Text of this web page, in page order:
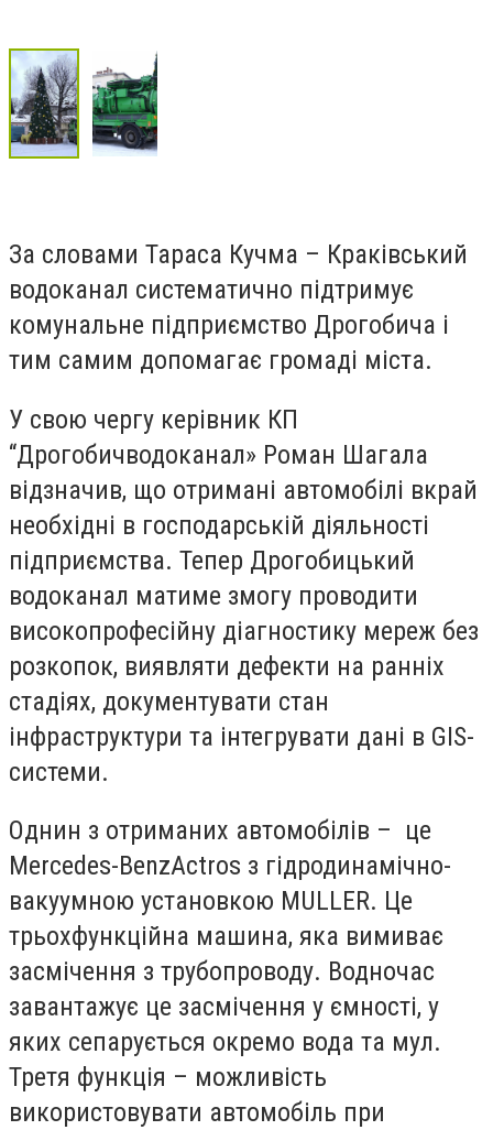
За словами Тараса Кучма – Краківський
водоканал систематично підтримує
комунальне підприємство Дрогобича і
тим самим допомагає громаді міста.
У свою чергу керівник КП
“Дрогобичводоканал» Роман Шагала
відзначив, що отримані автомобілі вкрай
необхідні в господарській діяльності
підприємства. Тепер Дрогобицький
водоканал матиме змогу проводити
високопрофесійну діагностику мереж без
розкопок, виявляти дефекти на ранніх
стадіях, документувати стан
інфраструктури та інтегрувати дані в GIS-
системи.
Однин з отриманих автомобілів – це
Mercedes-BenzActros з гідродинамічно-
вакуумною установкою MULLER. Це
трьохфункційна машина, яка вимиває
засмічення з трубопроводу. Водночас
завантажує це засмічення у ємності, у
яких сепарується окремо вода та мул.
Третя функція – можливість
використовувати автомобіль при